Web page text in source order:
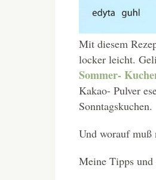
Mit diesem
locker leicht.
Sommer-
Kakao- Pulver
Sonntagskuchen.
Und worauf muß
Meine Tipps